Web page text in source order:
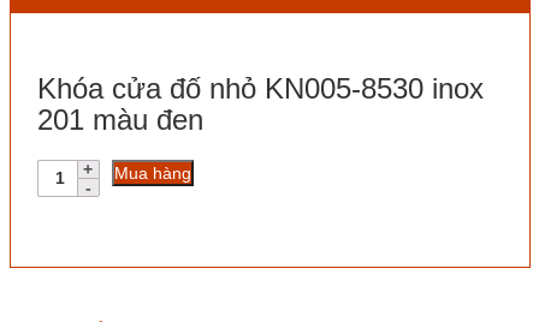
Khóa cửa đố nhỏ KN005-8530 inox
201 màu đen
Khóa
Mua hàng